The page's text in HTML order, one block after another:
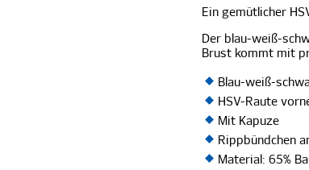
Ein gemütlicher
Der blau-weiß-
Brust kommt mit
Blau-weiß-
HSV-Raute
Mit Kapuze
Rippbündchen
Material: 65%